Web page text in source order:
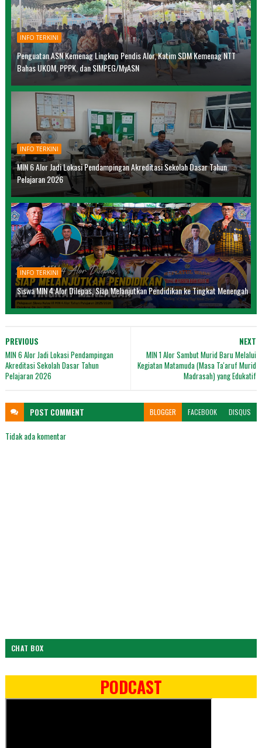
INFO TERKINI
Penguatan ASN Kemenag Lingkup Pendis Alor, Katim SDM Kemenag NTT
Bahas UKOM, PPPK, dan SIMPEG/MyASN
INFO TERKINI
MIN 6 Alor Jadi Lokasi Pendampingan Akreditasi Sekolah Dasar Tahun
Pelajaran 2026
INFO TERKINI
Siswa MIN 4 Alor Dilepas, Siap Melanjutkan Pendidikan ke Tingkat Menengah
NEXT
MIN 1 Alor Sambut Murid Baru Melalui
Kegiatan Matamuda (Masa Ta'aruf Murid
Madrasah) yang Edukatif
PREVIOUS
MIN 6 Alor Jadi Lokasi Pendampingan
Akreditasi Sekolah Dasar Tahun
Pelajaran 2026
POST COMMENT BLOGGER FACEBOOK DISQUS
Tidak ada komentar
CHAT BOX
PODCAST